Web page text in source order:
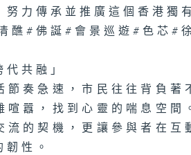
努力傳承並推廣這個香港獨
醮#佛誕#會景巡遊#色芯#
代共融」
節奏急速，市民往往背負著
喧囂，找到心靈的喘息空間
流的契機，更讓參與者在互
性。